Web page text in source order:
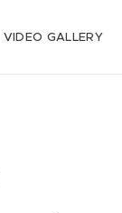
VIDEO GALLERY